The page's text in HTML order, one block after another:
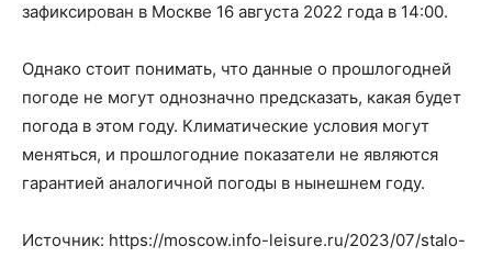
зафиксирован в Москве 16 августа 2022 года в 14:00.
Однако стоит понимать, что данные о прошлогодней
погоде не могут однозначно предсказать, какая будет
погода в этом году. Климатические условия могут
меняться, и прошлогодние показатели не являются
гарантией аналогичной погоды в нынешнем году.
Источник: https://moscow.info-leisure.ru/2023/07/stalo-